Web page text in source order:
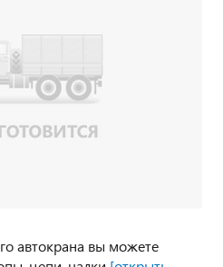
автокрана вы можете